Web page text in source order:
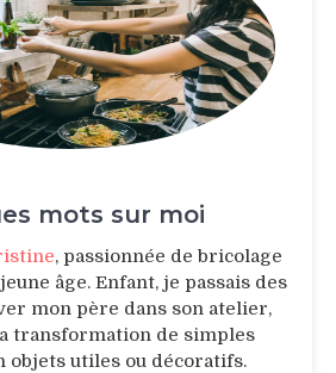
mots sur moi
, passionnée de bricolage
âge. Enfant, je passais des
mon père dans son atelier,
transformation de simples
objets utiles ou décoratifs.